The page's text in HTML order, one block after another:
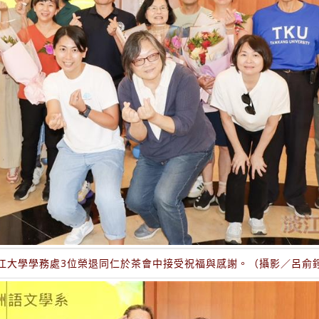
大學學務處3位榮退同仁於茶會中接受祝福與感謝。（攝影／呂俞